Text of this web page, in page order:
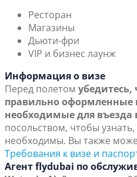
Ресторан
Магазины
Дьюти-фри
VIP и бизнес лаунж
Информация о визе
Перед полетом убедитесь,
правильно оформленные
необходимые для въезда
посольством, чтобы
необходимы. Вы также
Требования к визе и
Агент flydubai по